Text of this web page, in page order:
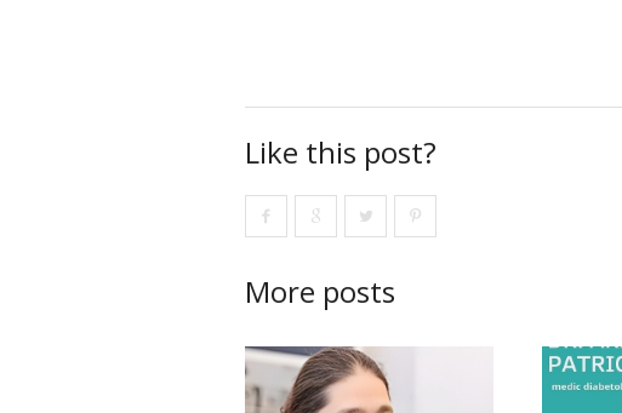
Like this post?
More posts